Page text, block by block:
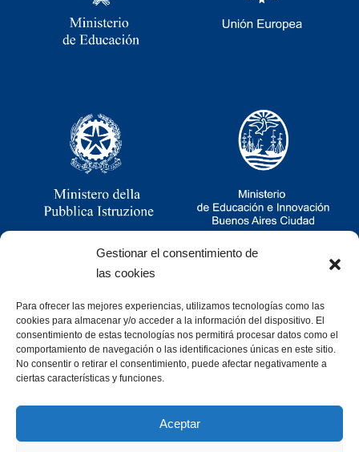
Gestionar el consentimiento de
las cookies
Para ofrecer las mejores experiencias, utilizamos tecnologías como las
cookies para almacenar y/o acceder a la información del dispositivo. El
consentimiento de estas tecnologías nos permitirá procesar datos como el
comportamiento de navegación o las identificaciones únicas en este sitio.
No consentir o retirar el consentimiento, puede afectar negativamente a
ciertas características y funciones.
Aceptar
Ramsay 2251, CABA, Argentina
011 4781-0060
consultas@cristoforocolombo.org.ar